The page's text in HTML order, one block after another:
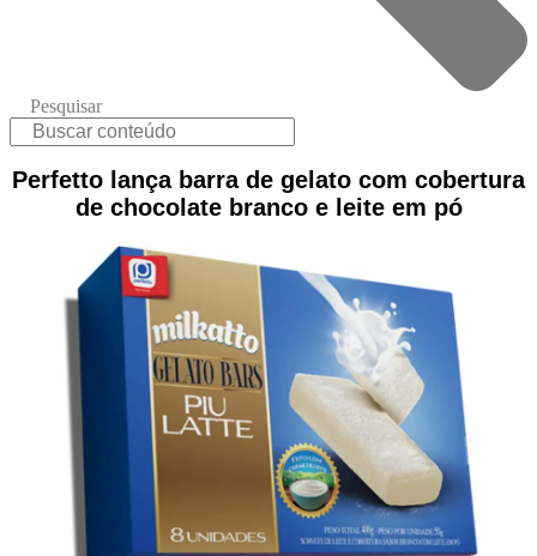
Pesquisar
Perfetto lança barra de gelato com cobertura
de chocolate branco e leite em pó